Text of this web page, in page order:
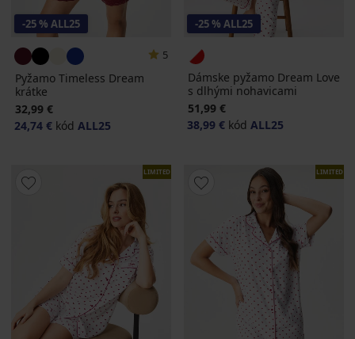
-25 % ALL25
5
Pyžamo Timeless Dream
krátke
32,99 €
24,74 € kód ALL25
-25 % ALL25
Dámske pyžamo Dream Love
s dlhými nohavicami
51,99 €
38,99 € kód ALL25
LIMITED LIMITED